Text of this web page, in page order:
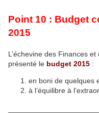
Point 10 : Budget
2015
L’échevine des Finances
présenté le budget 2015 :
en boni de quelques
à l’équilibre à